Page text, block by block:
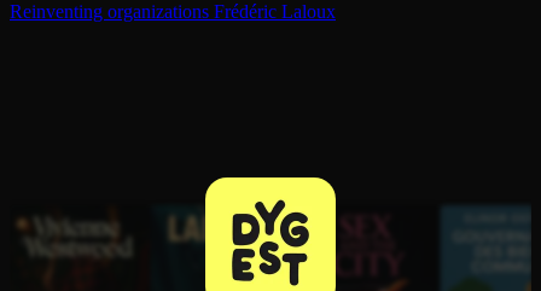
Reinventing or­ga­ni­za­tions Frédéric Laloux